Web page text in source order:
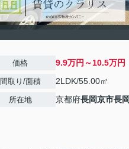
価格 9.9万円～10.5万円
間取り/面積 2LDK/55.00㎡
所在地 京都府長岡京市長岡